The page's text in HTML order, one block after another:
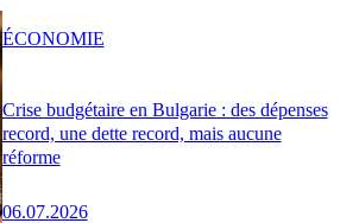
Crise budgétaire en Bulgarie : des dépenses
record, une dette record, mais aucune
réforme
06.07.2026
ÉCONOMIE